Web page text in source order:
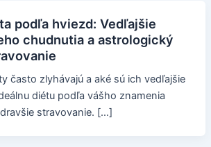
podľa hviezd: Vedľajšie
chudnutia a astrologický
často zlyhávajú a aké sú ich vedľajšie
diétu podľa vášho znamenia
stravovanie. […]